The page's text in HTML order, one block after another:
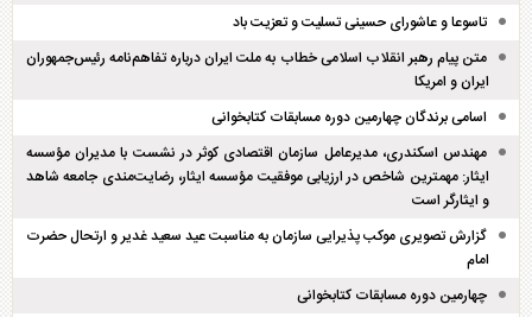
تاسوعا و عاشورای حسینی تسلیت و تعزیت باد
متن پیام رهبر انقلاب اسلامی خطاب به ملت ایران درباره تفاهم‌نامه رئیس‌جمهوران
ایران و امریکا
اسامی برندگان چهارمین دوره مسابقات کتابخوانی
مهندس اسکندری، مدیرعامل سازمان اقتصادی کوثر در نشست با مدیران مؤسسه
ایثار: مهمترین شاخص در ارزیابی موفقیت مؤسسه ایثار، رضایت‌مندی جامعه شاهد
و ایثارگر است
گزارش تصویری موکب پذیرایی سازمان به مناسبت عید سعید غدیر و ارتحال حضرت
امام
چهارمین دوره مسابقات کتابخوانی